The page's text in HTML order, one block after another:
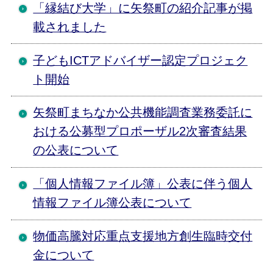
「縁結び大学」に矢祭町の紹介記事が掲
載されました
子どもICTアドバイザー認定プロジェク
ト開始
矢祭町まちなか公共機能調査業務委託に
おける公募型プロポーザル2次審査結果
の公表について
「個人情報ファイル簿」公表に伴う個人
情報ファイル簿公表について
物価高騰対応重点支援地方創生臨時交付
金について